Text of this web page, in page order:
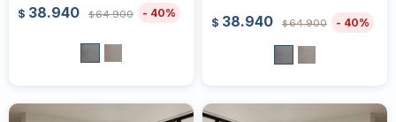
$ 38.940 $64.900 40
$ 38.940 $64.900 40